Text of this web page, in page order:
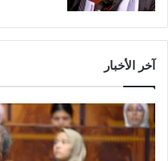
آخر الأخبار